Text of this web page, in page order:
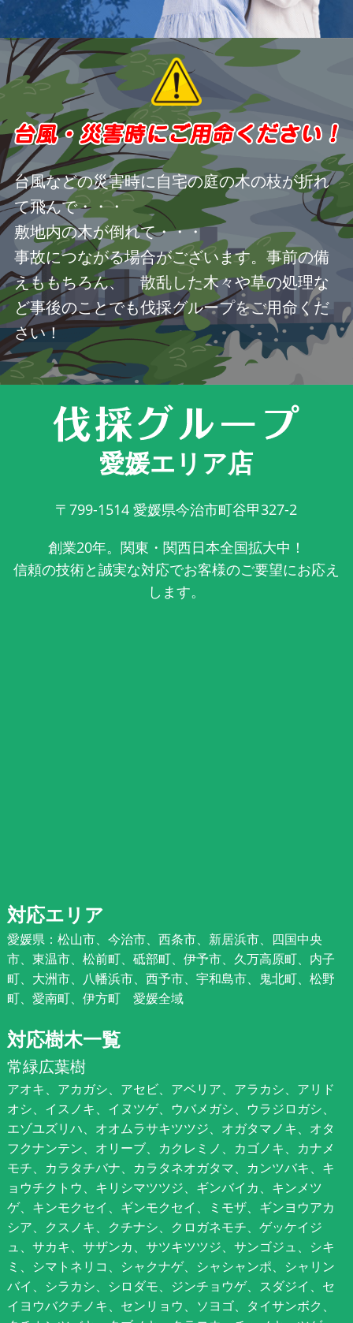
台風などの災害時に自宅の庭の木の枝が折れ
て飛んで・・・
敷地内の木が倒れて・・・
事故につながる場合がございます。事前の備
えももちろん、 散乱した木々や草の処理な
ど事後のことでも伐採グループをご用命くだ
さい！
愛媛エリア店
〒799-1514 愛媛県今治市町谷甲327-2
創業20年。関東・関西日本全国拡大中！
信頼の技術と誠実な対応でお客様のご要望にお応え
します。
対応エリア
愛媛県：松山市、今治市、西条市、新居浜市、四国中央
市、東温市、松前町、砥部町、伊予市、久万高原町、内子
町、大洲市、八幡浜市、西予市、宇和島市、鬼北町、松野
町、愛南町、伊方町 愛媛全域
対応樹木一覧
常緑広葉樹
アオキ、アカガシ、アセビ、アベリア、アラカシ、アリド
オシ、イスノキ、イヌツゲ、ウバメガシ、ウラジロガシ、
エゾユズリハ、オオムラサキツツジ、オガタマノキ、オタ
フクナンテン、オリーブ、カクレミノ、カゴノキ、カナメ
モチ、カラタチバナ、カラタネオガタマ、カンツバキ、キ
ョウチクトウ、キリシマツツジ、ギンバイカ、キンメツ
ゲ、キンモクセイ、ギンモクセイ、ミモザ、ギンヨウアカ
シア、クスノキ、クチナシ、クロガネモチ、ゲッケイジ
ュ、サカキ、サザンカ、サツキツツジ、サンゴジュ、シキ
ミ、シマトネリコ、シャクナゲ、シャシャンポ、シャリン
バイ、シラカシ、シロダモ、ジンチョウゲ、スダジイ、セ
イヨウバクチノキ、センリョウ、ソヨゴ、タイサンボク、